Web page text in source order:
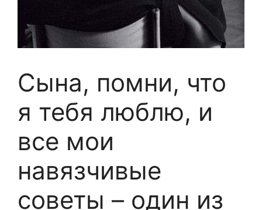
Сына, помни, что
я тебя люблю, и
все мои
навязчивые
советы – один из